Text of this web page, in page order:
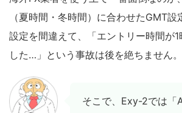
（夏時間・冬時間）に合わせたGMT設
設定を間違えて、「エントリー時間が
した…」という事故は後を絶ちません。
そこで、Exy-2では「